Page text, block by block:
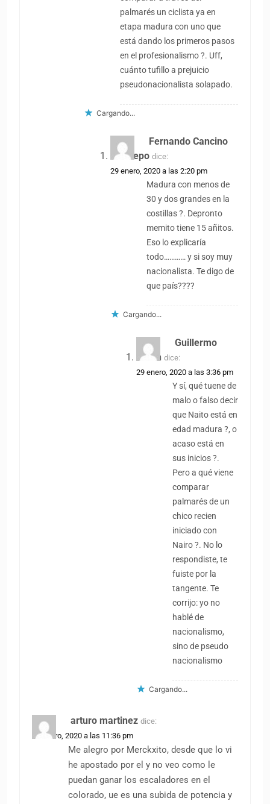
palmarés un ciclista ya en
etapa madura con uno que
está dando los primeros pasos
en el profesionalismo ?. Uff,
cuánto tufillo a prejuicio
pseudonacionalista solapado.
Cargando...
Fernando Cancino
Restrepo dice:
29 enero, 2020 a las 2:20 pm
Madura con menos de
30 y dos grandes en la
costillas ?. Depronto
memito tiene 15 añitos.
Eso lo explicaría
todo………… y si soy muy
nacionalista. Te digo de
que país????
Cargando...
Guillermo
Oudin dice:
29 enero, 2020 a las 3:36 pm
Y sí, qué tuene de
malo o falso decir
que Naito está en
edad madura ?, o
acaso está en
sus inicios ?.
Pero a qué viene
comparar
palmarés de un
chico recien
iniciado con
Nairo ?. No lo
respondiste, te
fuiste por la
tangente. Te
corrijo: yo no
hablé de
nacionalismo,
sino de pseudo
nacionalismo
Cargando...
arturo martinez dice:
28 enero, 2020 a las 11:36 pm
Me alegro por Merckxito, desde que lo vi
he apostado por el y no veo como le
puedan ganar los escaladores en el
colorado, ue es una subida de potencia y